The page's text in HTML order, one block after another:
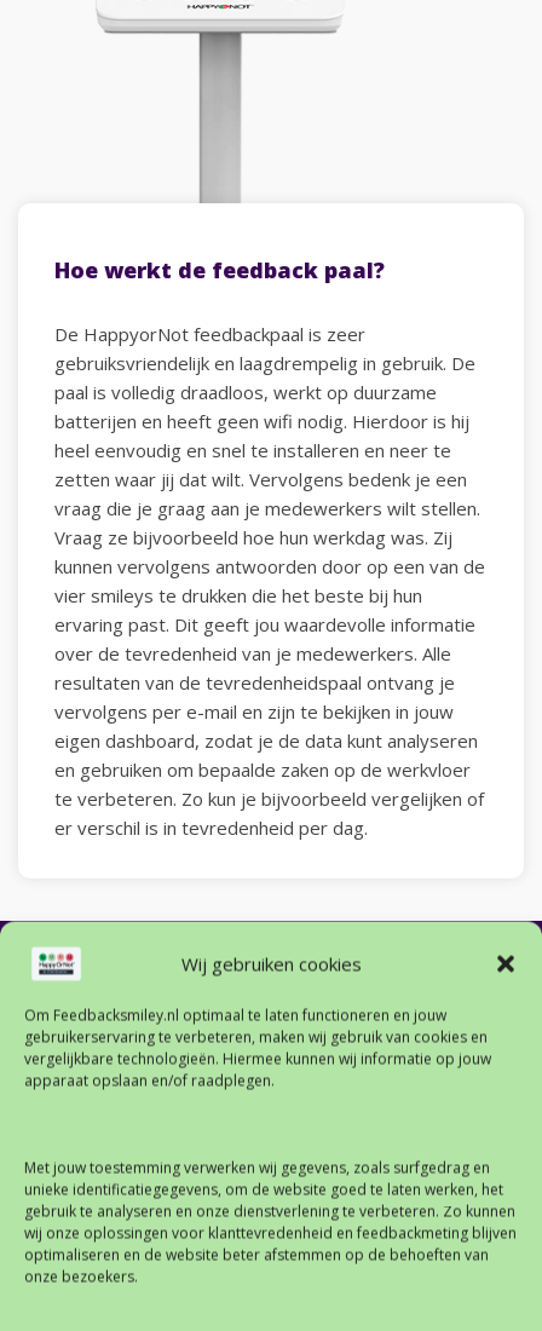
Wij gebruiken cookies
Om Feedbacksmiley.nl optimaal te laten functioneren en jouw
gebruikerservaring te verbeteren, maken wij gebruik van cookies en
vergelijkbare technologieën. Hiermee kunnen wij informatie op jouw
apparaat opslaan en/of raadplegen.
Met jouw toestemming verwerken wij gegevens, zoals surfgedrag en
unieke identificatiegegevens, om de website goed te laten werken, het
gebruik te analyseren en onze dienstverlening te verbeteren. Zo kunnen
wij onze oplossingen voor klanttevredenheid en feedbackmeting blijven
optimaliseren en de website beter afstemmen op de behoeften van
onze bezoekers.
Hoe werkt de feedback paal?
De HappyorNot feedbackpaal is zeer
gebruiksvriendelijk en laagdrempelig in gebruik. De
paal is volledig draadloos, werkt op duurzame
batterijen en heeft geen wifi nodig. Hierdoor is hij
heel eenvoudig en snel te installeren en neer te
zetten waar jij dat wilt. Vervolgens bedenk je een
vraag die je graag aan je medewerkers wilt stellen.
Vraag ze bijvoorbeeld hoe hun werkdag was. Zij
kunnen vervolgens antwoorden door op een van de
vier smileys te drukken die het beste bij hun
ervaring past. Dit geeft jou waardevolle informatie
over de tevredenheid van je medewerkers. Alle
resultaten van de tevredenheidspaal ontvang je
vervolgens per e-mail en zijn te bekijken in jouw
eigen dashboard, zodat je de data kunt analyseren
en gebruiken om bepaalde zaken op de werkvloer
te verbeteren. Zo kun je bijvoorbeeld vergelijken of
er verschil is in tevredenheid per dag.
Je ontvangt uitgebreide rapportages van de feedback per e-
mail. Op die manier kun je per week, per dag en zelfs per uur
delen met de medewerkers en ze samen evalueren. Hoe
vaak is er op de knoppen gedrukt en wat waren de
resultaten? Zo’n moment biedt weer ruimte voor discussie
over wat er goed gaat en wat er beter kan op de werkvloer.